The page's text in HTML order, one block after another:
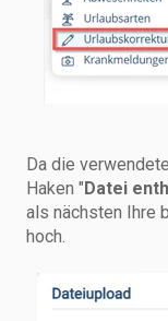
Da die
Haken "Datei
als nächsten Ihre
hoch.